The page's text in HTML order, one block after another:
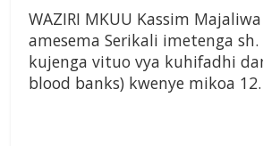
WAZIRI MKUU Kassim Majaliwa
amesema Serikali imetenga
kujenga vituo vya kuhifadhi
blood banks) kwenye mikoa 12.